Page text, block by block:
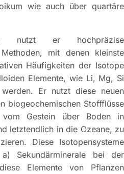
wie auch über quartäre
nutzt er hochpräzise
Methoden, mit denen kleinste
Häufigkeiten der Isotope
Elemente, wie Li, Mg, Si
Er nutzt diese neuen
biogeochemischen Stoffflüsse
Gestein über Boden in
letztendlich in die Ozeane, zu
Diese Isotopensysteme
Sekundärminerale bei der
Elemente von Pflanzen